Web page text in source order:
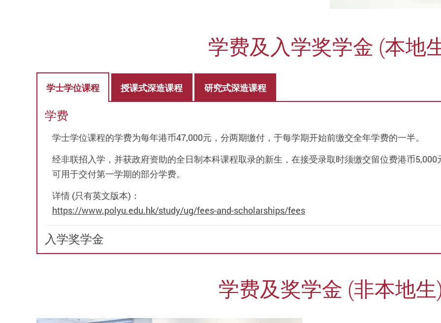
理
工
大
学
学
费
及
奖
学费及入学奖学金 (本地
学士学位课程 授课式深造课程 研究式深造课程
学费
学士学位课程的学费为每年港币47,000元，分两期缴付，于每学期开始前缴交全年学费的一半。
经非联招入学，并获政府资助的全日制本科课程取录的新生，在接受录取时须缴交留位费港币
可用于交付第一学期的部分学费。
详情 (只有英文版本)：
https://www.polyu.edu.hk/study/ug/fees-and-scholarships/fees
入学奖学金
学费及奖学金 (非本地